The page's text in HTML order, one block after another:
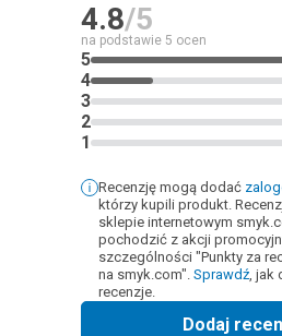
4.8/5
na podstawie 5 ocen
5
4
3
2
1
Recenzję mogą dodać
którzy kupili produkt.
sklepie internetowym
pochodzić z akcji
szczególności "Punkty za
na smyk.com". Sprawdź, jak
recenzje.
Dodaj